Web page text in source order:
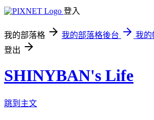
登入
我的部落格 我的部落格後台
我的
登出
SHINYBAN's Life
跳到主文